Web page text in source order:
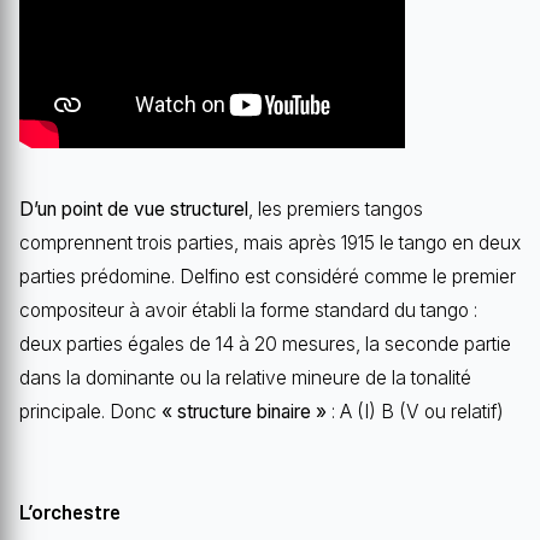
D’un point de vue structurel , les premiers tangos
comprennent trois parties, mais après 1915 le tango en deux
parties prédomine. Delfino est considéré comme le premier
compositeur à avoir établi la forme standard du tango :
deux parties égales de 14 à 20 mesures, la seconde partie
dans la dominante ou la relative mineure de la tonalité
principale. Donc « structure binaire » : A (I) B (V ou relatif)
L’orchestre